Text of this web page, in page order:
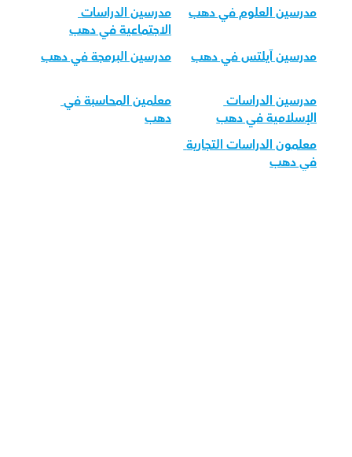
مدرسين العلوم في دهب
مدرسين الدراسات
الاجتماعية في دهب
مدرسين آيلتس في دهب
مدرسين البرمجة في دهب
مدرسين الدراسات
الإسلامية في دهب
معلمين المحاسبة في
دهب
معلمون الدراسات التجارية
في دهب